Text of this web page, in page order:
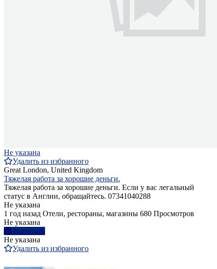
Не указана
Удалить из избранного
Great London, United Kingdom
Тяжелая работа за хорошие деньги.
Тяжелая работа за хорошие деньги. Если у вас легальный
статус в Англии, обращайтесь. 07341040288
Не указана
1 год назад Отели, рестораны, магазины 680 Просмотров
Не указана
Написать
Не указана
Удалить из избранного